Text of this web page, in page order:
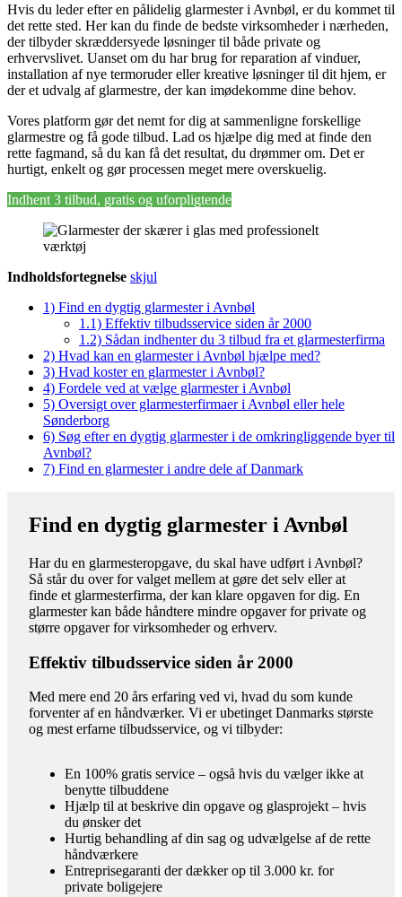
Hvis du leder efter en pålidelig glarmester i Avnbøl, er du kommet til
det rette sted. Her kan du finde de bedste virksomheder i nærheden,
der tilbyder skræddersyede løsninger til både private og
erhvervslivet. Uanset om du har brug for reparation af vinduer,
installation af nye termoruder eller kreative løsninger til dit hjem, er
der et udvalg af glarmestre, der kan imødekomme dine behov.
Vores platform gør det nemt for dig at sammenligne forskellige
glarmestre og få gode tilbud. Lad os hjælpe dig med at finde den
rette fagmand, så du kan få det resultat, du drømmer om. Det er
hurtigt, enkelt og gør processen meget mere overskuelig.
Indhent 3 tilbud, gratis og uforpligtende
Indholdsfortegnelse skjul
1) Find en dygtig glarmester i Avnbøl
1.1) Effektiv tilbudsservice siden år 2000
1.2) Sådan indhenter du 3 tilbud fra et glarmesterfirma
2) Hvad kan en glarmester i Avnbøl hjælpe med?
3) Hvad koster en glarmester i Avnbøl?
4) Fordele ved at vælge glarmester i Avnbøl
5) Oversigt over glarmesterfirmaer i Avnbøl eller hele
Sønderborg
6) Søg efter en dygtig glarmester i de omkringliggende byer til
Avnbøl?
7) Find en glarmester i andre dele af Danmark
Find en dygtig glarmester i Avnbøl
Har du en glarmesteropgave, du skal have udført i Avnbøl?
Så står du over for valget mellem at gøre det selv eller at
finde et glarmesterfirma, der kan klare opgaven for dig. En
glarmester kan både håndtere mindre opgaver for private og
større opgaver for virksomheder og erhverv.
Effektiv tilbudsservice siden år 2000
Med mere end 20 års erfaring ved vi, hvad du som kunde
forventer af en håndværker. Vi er ubetinget Danmarks største
og mest erfarne tilbudsservice, og vi tilbyder:
En 100% gratis service – også hvis du vælger ikke at
benytte tilbuddene
Hjælp til at beskrive din opgave og glasprojekt – hvis
du ønsker det
Hurtig behandling af din sag og udvælgelse af de rette
håndværkere
Entreprisegaranti der dækker op til 3.000 kr. for
private boligejere